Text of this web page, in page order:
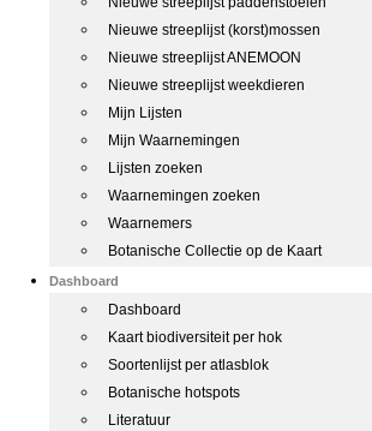
Nieuwe streeplijst (korst)mossen
Nieuwe streeplijst ANEMOON
Nieuwe streeplijst weekdieren
Mijn Lijsten
Mijn Waarnemingen
Lijsten zoeken
Waarnemingen zoeken
Waarnemers
Botanische Collectie op de Kaart
Dashboard
Dashboard
Kaart biodiversiteit per hok
Soortenlijst per atlasblok
Botanische hotspots
Literatuur